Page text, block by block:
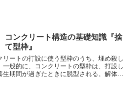
コンクリート構造の基礎知識『捨
て型枠』
リートの打設に使う型枠のうち、埋め殺し
一般的に、コンクリートの型枠は、打設し
生期間が過ぎたときに脱型される。解体し